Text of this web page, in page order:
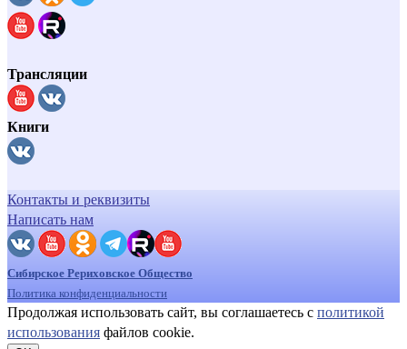
Трансляции
Книги
Контакты и реквизиты
Написать нам
Сибирское Рериховское Общество
Политика конфиденциальности
Продолжая использовать сайт, вы соглашаетесь с политикой
использования файлов cookie.